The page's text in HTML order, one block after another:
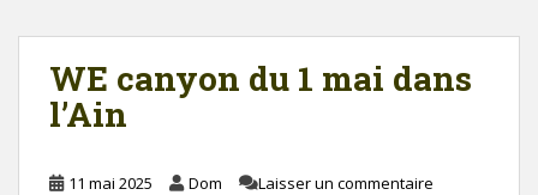
WE canyon du 1 mai dans
l’Ain
11 mai 2025 Dom Laisser un commentaire